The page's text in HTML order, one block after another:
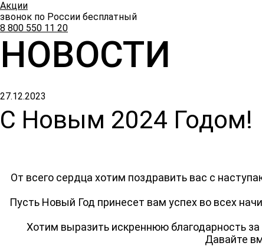
Акции
звонок по России бесплатный
8 800 550 11 20
НОВОСТИ
27.12.2023
С Новым 2024 Годом!
От всего сердца хотим поздравить вас с
Пусть Новый Год принесет вам успех во всех
Хотим выразить искреннюю благодарность
Давайте